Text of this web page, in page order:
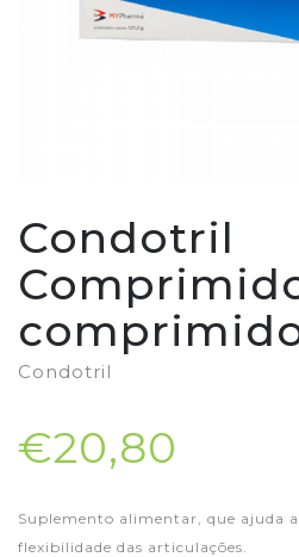
Condotril
Condotril
€20,80
Suplemento alimentar, que ajuda
flexibilidade das articulações.